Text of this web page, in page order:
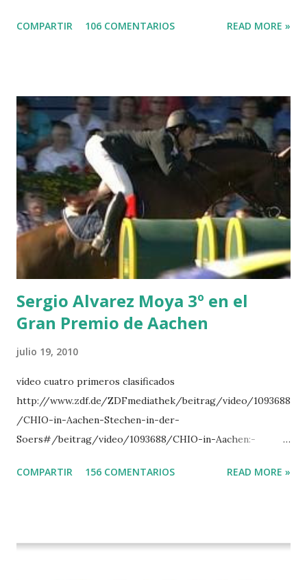
-EPAILLARD 7 GIG AMAI M WHITAKER 8 SILVANA DU
POWER - MILLAR 5 ARMANIE -VOORN 6 QUERLYBET
HERO -LEJAUNE 7 MO CHROI - O’BRIEN 8 CARMENA Z -
BREEN 9 JALLA DE GAVIERE -RAMZY AL DUHAMI 10
NOVEL -PHILIPPAERTS 3 triple 1 LATE NIGHT -LEVY 2 K
CLUB LADY -O’CONNOR 3 QUICK STUDY - HOUGH 4
LORENZO -AHLMANN 5 L’ESPOIR -GULLIKSEN 6
TOPINAMBOUR -LEPREVOST 7 WISCONSIN 111 -MOYA 8
INTERTOY Z - BRASH 9 HERALD –CORDON 10 SELDANA
DI CAMPALTO -SHARBATLY Vuelta Triunfal... el ganador
del Gran Premio en su vuelta de honor
COMPARTIR 106 COMENTARIOS READ MORE »
Sergio Alvarez Moya 3º en el
Gran Premio de Aachen
julio 19, 2010
vídeo cuatro primeros clasificados
http://www.zdf.de/ZDFmediathek/beitrag/video/1093688
/CHIO-in-Aachen-Stechen-in-der-
Soers#/beitrag/video/1093688/CHIO-in-Aachen:-
COMPARTIR 156 COMENTARIOS READ MORE »